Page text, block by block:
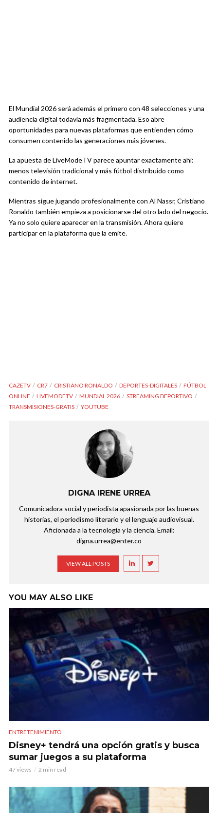
El Mundial 2026 será además el primero con 48 selecciones y una
audiencia digital todavía más fragmentada. Eso abre
oportunidades para nuevas plataformas que entienden cómo
consumen contenido las generaciones más jóvenes.
La apuesta de LiveModeTV parece apuntar exactamente ahí:
menos televisión tradicional y más fútbol distribuido como
contenido de internet.
Mientras sigue jugando profesionalmente con Al Nassr, Cristiano
Ronaldo también empieza a posicionarse del otro lado del negocio.
Ya no solo quiere aparecer en la transmisión. Ahora quiere
participar en la plataforma que la emite.
CAZETV CR7 CRISTIANO RONALDO DEPORTES-DIGITALES
FÚTBOL
ONLINE
LIVEMODETV MUNDIAL 2026
STREAMING DEPORTIVO
TRANSMISIONES-GRATIS
YOUTUBE
DIGNA IRENE URREA
Comunicadora social y periodista apasionada por las buenas
historias, el periodismo literario y el lenguaje audiovisual.
Aficionada a la tecnología y la ciencia. Email:
digna.urrea@enter.co
VIEW ALL POSTS
YOU MAY ALSO LIKE
ENTRETENIMIENTO
Disney+ tendrá una opción gratis y busca
sumar juegos a su plataforma
47 views 2 min read